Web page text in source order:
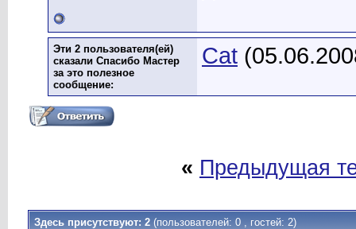
Эти 2 пользователя(ей)
сказали Спасибо Мастер
за это полезное
сообщение:
Cat
« Предыдущая
Здесь присутствуют: 2 (пользователей: 0 , гостей: 2)